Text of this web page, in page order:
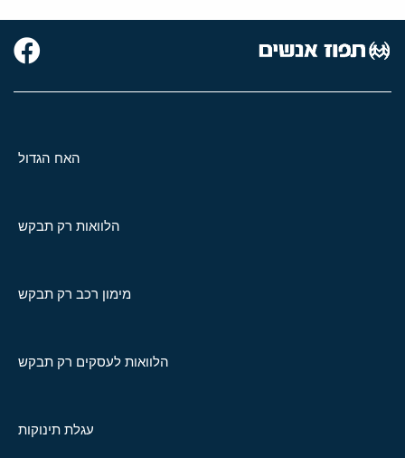
האח הגדול
הלוואות רק תבקש
מימון רכב רק תבקש
הלוואות לעסקים רק תבקש
עגלת תינוקות